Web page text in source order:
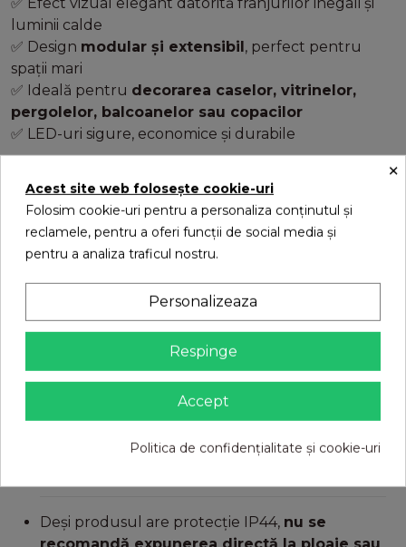
✅ Efect vizual elegant datorită franjurilor inegali și
luminii calde
✅ Design modular și extensibil , perfect pentru
spații mari
✅ Ideală pentru decorarea caselor, vitrinelor,
pergolelor, balcoanelor sau copacilor
✅ LED-uri sigure, economice și durabile
Instrucțiuni și atenționări:
Nu lăsați instalația în funcțiune
nesupravegheată sau la îndemâna copiilor;
Nu interveniți asupra produsului când este
conectat la priză;
Utilizați doar la prize protejate de umezeală și
Conectorii și adaptorul trebuie feriți de
Deși produsul are protecție IP44, nu se
×
Acest site web folosește cookie-uri
Folosim cookie-uri pentru a personaliza conținutul și
reclamele, pentru a oferi funcții de social media și
pentru a analiza traficul nostru.
Personalizeaza
Respinge
Accept
Politica de confidențialitate și cookie-uri